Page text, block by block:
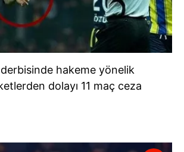
hakeme yönelik
dolayı 11 maç ceza